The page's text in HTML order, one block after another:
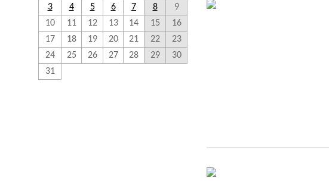
3
4 5 6 7 8
9
10
11 12 13 14 15
16
17
18 19 20 21 22
23
24
25 26 27 28 29
30
31